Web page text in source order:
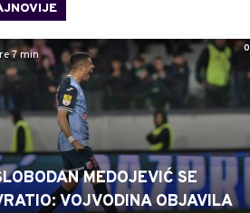
0
7 min
MEDOJEVIĆ SE
VOJVODINA OBJAVILA